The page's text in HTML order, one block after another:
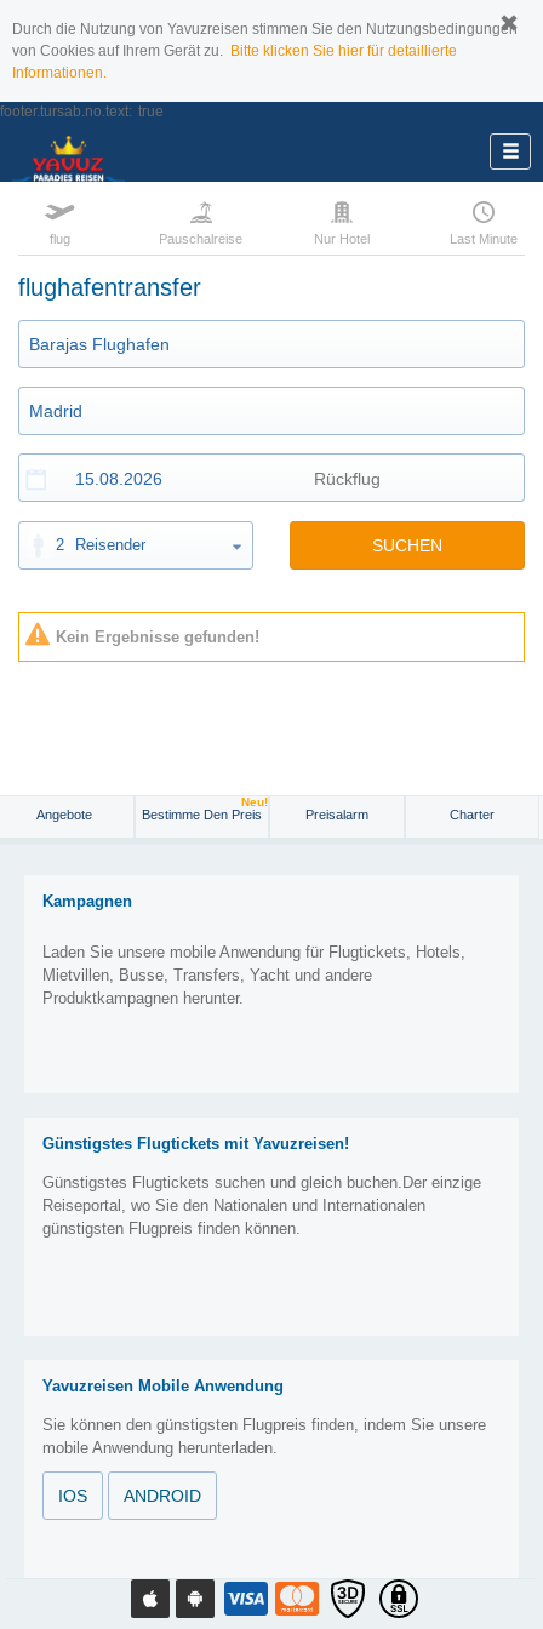
Durch die Nutzung von Yavuzreisen stimmen Sie den Nutzungsbedingungen
von Cookies auf Ihrem Gerät zu. Bitte klicken Sie hier für detaillierte
Informationen.
footer.tursab.no.text: true
flug Pauschalreise Nur Hotel Last Minute
flughafentransfer
2 Reisender SUCHEN
Kein Ergebnisse gefunden!
Angebote Bestimme Den Preis
Neu!
Preisalarm Charter
Kampagnen
Laden Sie unsere mobile Anwendung für Flugtickets, Hotels,
Mietvillen, Busse, Transfers, Yacht und andere
Produktkampagnen herunter.
Günstigstes Flugtickets mit Yavuzreisen!
Günstigstes Flugtickets suchen und gleich buchen.Der einzige
Reiseportal, wo Sie den Nationalen und Internationalen
günstigsten Flugpreis finden können.
Yavuzreisen Mobile Anwendung
Sie können den günstigsten Flugpreis finden, indem Sie unsere
mobile Anwendung herunterladen.
IOS ANDROID